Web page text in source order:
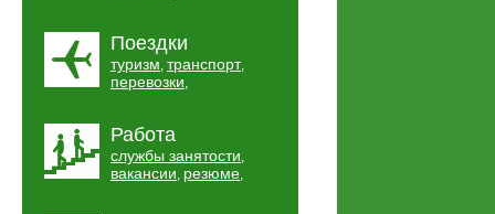
Поездки
туризм, транспорт,
перевозки,
Работа
службы занятости,
вакансии, резюме,